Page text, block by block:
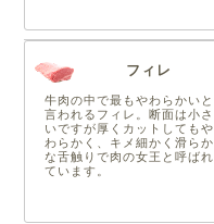
フィレ
牛肉の中で最もやわらかいと
言われるフィレ。断面は小さ
いですが厚くカットしてもや
わらかく、キメ細かく滑らか
な舌触りで肉の女王と呼ばれ
ています。